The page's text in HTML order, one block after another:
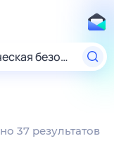
безопасность
37 результатов